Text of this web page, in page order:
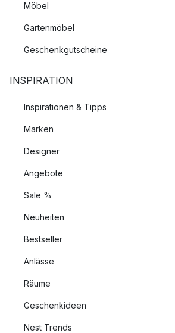
Möbel
Gartenmöbel
Geschenkgutscheine
INSPIRATION
Inspirationen & Tipps
Marken
Designer
Angebote
Sale %
Neuheiten
Bestseller
Anlässe
Räume
Geschenkideen
Nest Trends